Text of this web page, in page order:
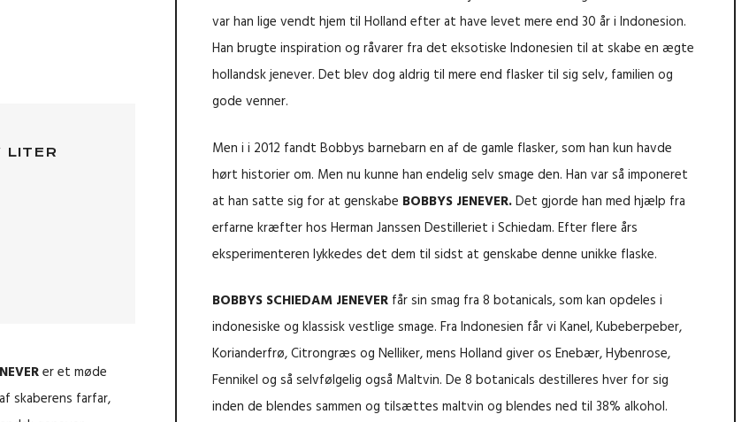
LITER
er et møde
skaberens farfar,
var han lige vendt hjem til Holland efter at have levet mere end 30 år i Indonesion.
Han brugte inspiration og råvarer fra det eksotiske Indonesien til at skabe en ægte
hollandsk jenever. Det blev dog aldrig til mere end flasker til sig selv, familien og
gode venner.
Men i i 2012 fandt Bobbys barnebarn en af de gamle flasker, som han kun havde
hørt historier om. Men nu kunne han endelig selv smage den. Han var så imponeret
at han satte sig for at genskabe BOBBYS JENEVER.Det gjorde han med hjælp fra
erfarne kræfter hos Herman Janssen Destilleriet i Schiedam. Efter flere års
eksperimenteren lykkedes det dem til sidst at genskabe denne unikke flaske.
BOBBYS SCHIEDAM JENEVER får sin smag fra 8 botanicals, som kan opdeles i
indonesiske og klassisk vestlige smage. Fra Indonesien får vi Kanel, Kubeberpeber,
Korianderfrø, Citrongræs og Nelliker, mens Holland giver os Enebær, Hybenrose,
Fennikel og så selvfølgelig også Maltvin. De 8 botanicals destilleres hver for sig
inden de blendes sammen og tilsættes maltvin og blendes ned til 38% alkohol.